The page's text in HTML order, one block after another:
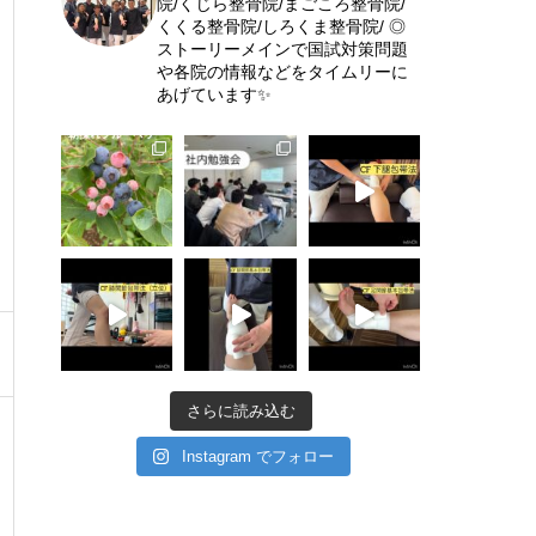
くくる整骨院/しろくま整骨院/ ◎
ストーリーメインで国試対策問題
や各院の情報などをタイムリーに
あげています✨
さらに読み込む
Instagram でフォロー